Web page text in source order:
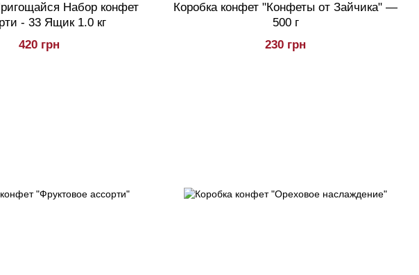
Набор конфет
- 33 Ящик 1.0 кг
420 грн
Коробка конфет "Конфеты от Зайчика" —
500 г
230 грн